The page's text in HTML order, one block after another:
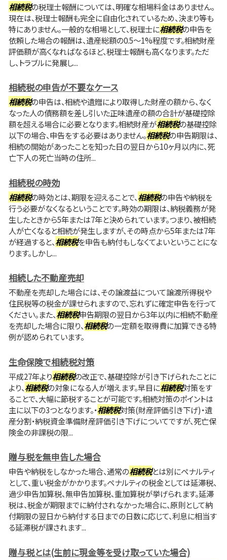
相続税の税理士報酬については、明確な相場料金はありません。
現在は、税理士報酬も完全に自由化されているため、決まり等も
特にありません。一般的な相場として、税理士に相続税の申告を
依頼した場合の報酬は、遺産総額の0.5～1%程度です。相続財産
評価額が高くなればなるほど、税理士報酬も高くなります。ただ
し、トラブルに発展し...
相続税の申告が不要なケース
相続税の申告は、相続や遺贈により取得した財産の額から、なく
なった人の債務額を差し引いた正味遺産の額の合計が基礎控除
額を超える場合に必要となります。相続財産が相続税の基礎控除
以下の場合、申告をする必要はありません。相続税の申告期限は、
相続の開始があったことを知った日の翌日から10ヶ月以内に、死
亡下人の死亡当時の住所...
相続税の時効
相続税の時効とは、期限を迎えることで、相続税の申告や納税を
行う必要がなくなるということです。時効の期限は、納税義務が発
生したときから5年または7年と決められています。つまり、被相続
人が亡くなると相続が発生しますが、その時点から5年または7年
が経過すると、相続税を申告も納付もしなくてよいということにな
ります。しかし...
相続した不動産売却
不動産を売却した場合には、その譲渡益について譲渡所得税や
住民税等の税金が課せられますので、忘れずに確定申告を行って
ください。また、相続税申告期限の翌日から3年以内に相続不動産
を売却した場合に限り、相続税の一定額を取得費に加算できる特
例が認められています。
生命保険で相続税対策
平成27年より相続税の改正で、基礎控除が引き下げられたことに
より、相続税の対象になる人が増えます。早目に相続税対策をす
ることで、大幅に節税することが可能です。相続対策のポイントは
主に以下の3つとなります。・相続税対策(財産評価引き下げ)・遺
産分割・納税資金準備財産評価引き下げについてですが、死亡保
険金の非課税の限...
贈与税を無申告した場合
申告や納税をしなかった場合、通常の相続税とは別にペナルティ
として、重い税金がかかります。ペナルティの税金としては延滞税、
過少申告加算税、無申告加算税、重加算税が挙げられます。延滞
税は、税金が期限までに納付されなかった場合に、原則として納
付期限の翌日から納付する日までの日数に応じて、利息に相当す
る延滞税が課されます...
贈与税とは(生前に現金等を受け取っていた場合)